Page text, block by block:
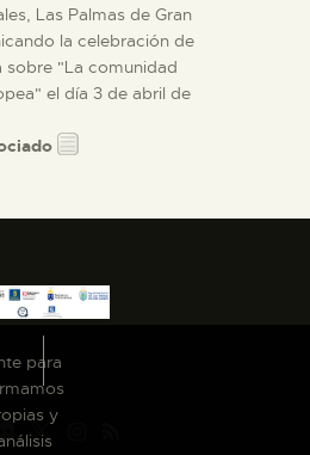
Las Palmas de Gran
la celebración de
sobre "La comunidad
el día 3 de abril de
para
y